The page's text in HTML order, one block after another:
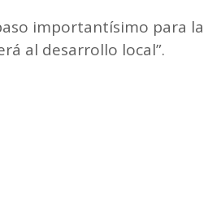
importantísimo para la
al desarrollo local”.